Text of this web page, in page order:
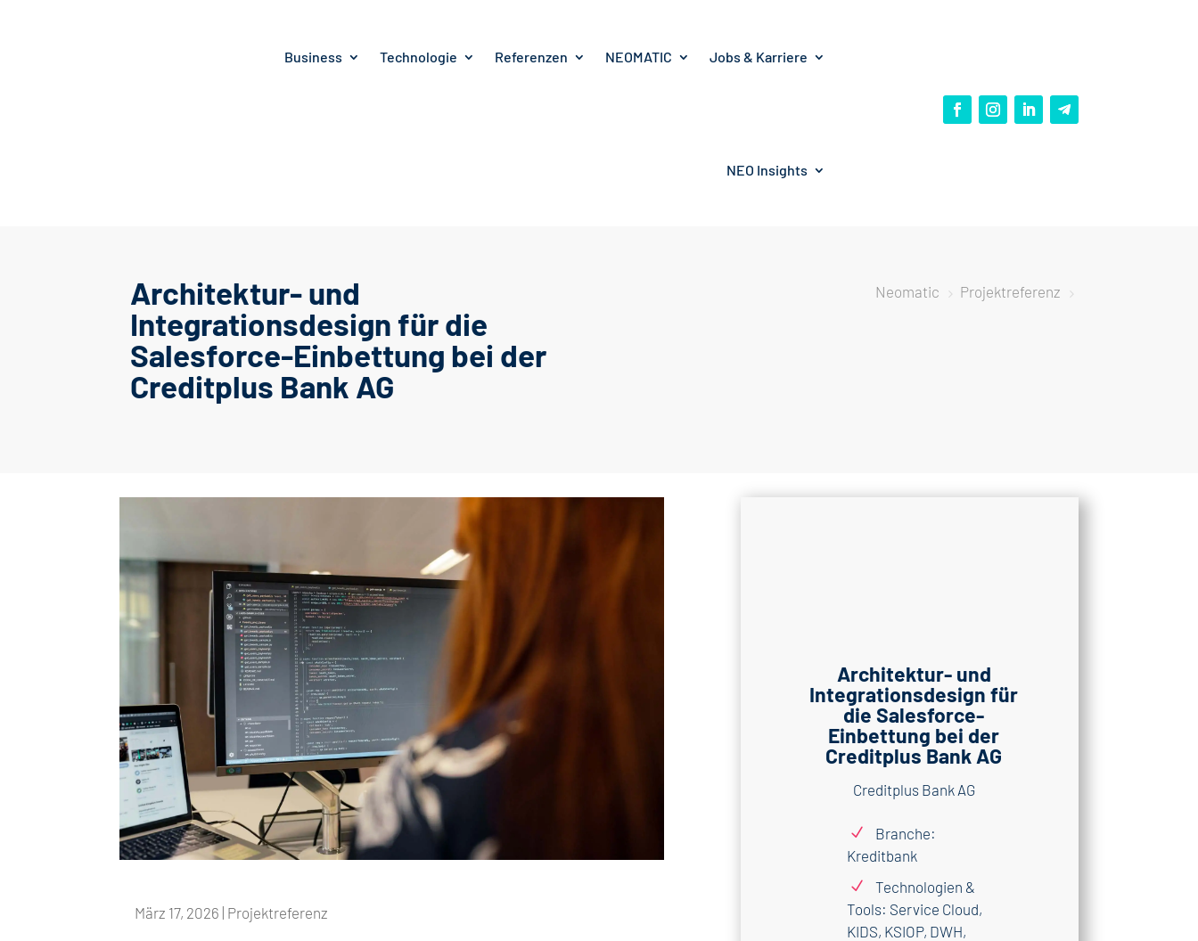
Business Technologie Referenzen NEOMATIC Jobs & Karriere
NEO Insights
Architektur- und
Integrationsdesign für die
Salesforce-Einbettung bei der
Creditplus Bank AG
Neomatic 5 Projektreferenz 5
März 17, 2026 Projektreferenz
Architektur- und
Integrationsdesign für
die Salesforce-
Einbettung bei der
Creditplus Bank AG
Creditplus Bank AG
N
Branche:
Kreditbank
N
Technologien &
Tools: Service Cloud,
KIDS, KSIOP, DWH,